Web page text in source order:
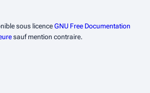
sous licenceGNU Free Documentation
sauf mention contraire.